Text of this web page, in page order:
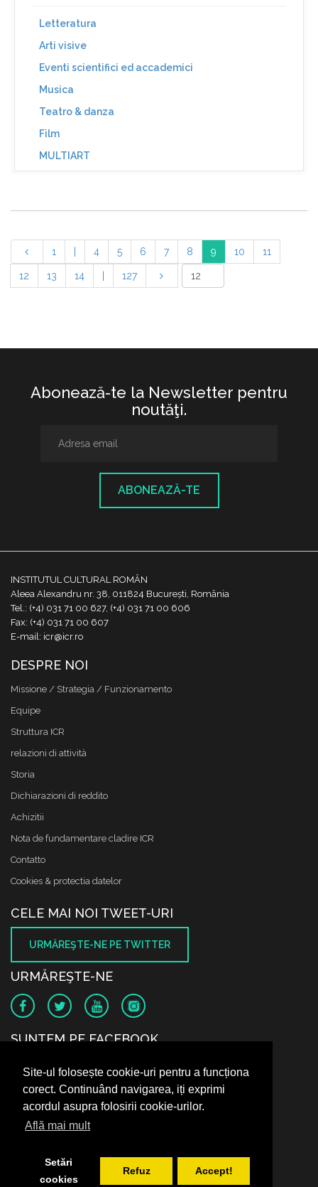
Site-ul folosește cookie-uri pentru a funcționa
corect. Continuând navigarea, iți exprimi
acordul asupra folosirii cookie-urilor.
Află mai mult
Setări
cookies
Refuz Accept!
Letteratura
Arti visive
Eventi scientifici ed accademici
Musica
Teatro & danza
Film
MULTIART
1 4 5 6 7 8 9 10 11
12 13 14 127
Abonează-te la Newsletter pentru
noutăţi.
ABONEAZĂ-TE
INSTITUTUL CULTURAL ROMÂN
Aleea Alexandru nr. 38, 011824 București, România
Tel.: (+4) 031 71 00 627, (+4) 031 71 00 606
Fax: (+4) 031 71 00 607
E-mail: icr@icr.ro
DESPRE NOI
Missione / Strategia / Funzionamento
Equipe
Struttura ICR
relazioni di attività
Storia
Dichiarazioni di reddito
Achizitii
Nota de fundamentare cladire ICR
Contatto
Cookies & protectia datelor
CELE MAI NOI TWEET-URI
URMĂREŞTE-NE PE TWITTER
URMĂREŞTE-NE
SUNTEM PE FACEBOOK